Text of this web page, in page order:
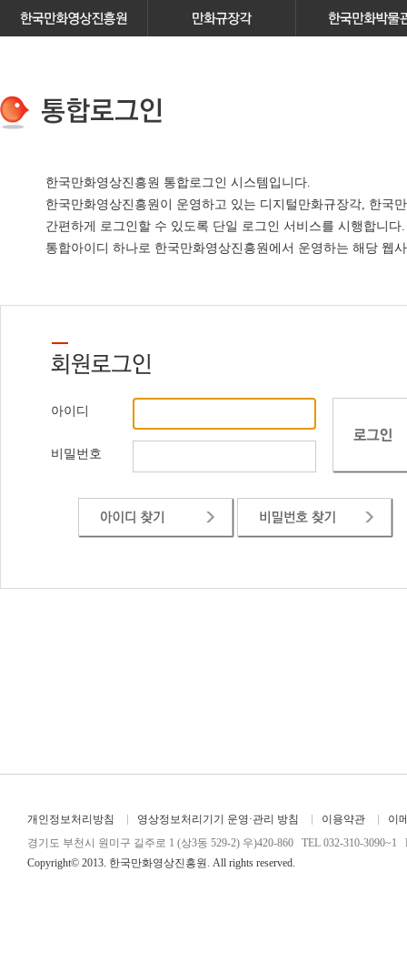
한국만화영상진흥원 통합로그인 시스템입니다.
한국만화영상진흥원이 운영하고 있는 디지털만화규장각, 한국
간편하게 로그인할 수 있도록 단일 로그인 서비스를 시행합니다.
통합아이디 하나로 한국만화영상진흥원에서 운영하는 해당 웹
아이디
비밀번호
개인정보처리방침 영상정보처리기기 운영·관리 방침 이용약관
이
경기도 부천시 원미구 길주로 1 (상3동 529-2) 우)420-860 TEL 032-310-3090~1
Copyright© 2013. 한국만화영상진흥원. All rights reserved.